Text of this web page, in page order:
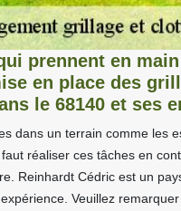
prennent en
en place des
le 68140 et ses
dans un terrain comme les
réaliser ces tâches en
Reinhardt Cédric est un
Veuillez